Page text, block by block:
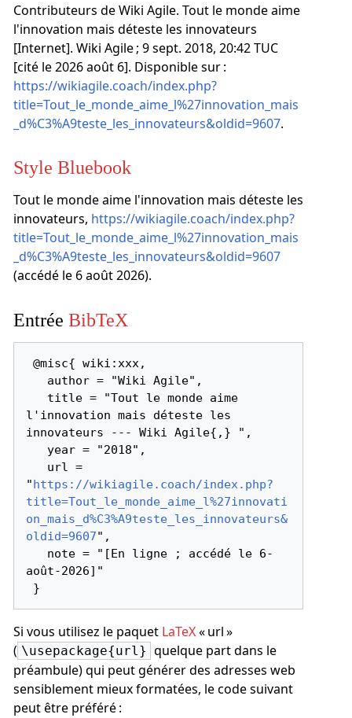
Contributeurs de Wiki Agile. Tout le monde aime
l'innovation mais déteste les innovateurs
[Internet]. Wiki Agile ; 9 sept. 2018, 20:42 TUC
[cité le 2026 août 6]. Disponible sur :
https://wikiagile.coach/index.php?
title=Tout_le_monde_aime_l%27innovation_mais
_d%C3%A9teste_les_innovateurs&oldid=9607.
Style Bluebook
Tout le monde aime l'innovation mais déteste les
innovateurs, https://wikiagile.coach/index.php?
title=Tout_le_monde_aime_l%27innovation_mais
_d%C3%A9teste_les_innovateurs&oldid=9607
(accédé le 6 août 2026).
Entrée BibTeX
@misc{ wiki:xxx,
l'innovation mais déteste les
innovateurs --- Wiki Agile{,} ",
"https://wikiagile.coach/index.php?
title=Tout_le_monde_aime_l%27innovati
on_mais_d%C3%A9teste_les_innovateurs&
oldid=9607",
août-2026]"
Si vous utilisez le paquet LaTeX« url »
( \usepackage{url} quelque part dans le
préambule) qui peut générer des adresses web
sensiblement mieux formatées, le code suivant
peut être préféré :